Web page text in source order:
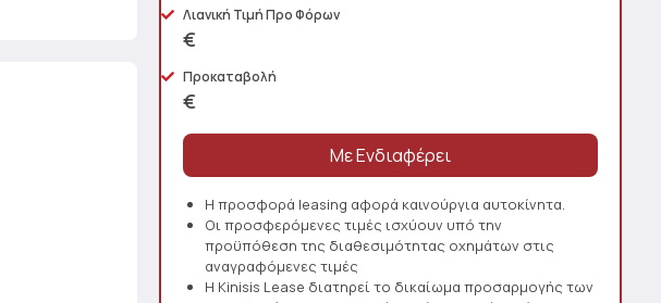
Λιανική Τιμή Προ Φόρων
€
Προκαταβολή
€
Η προσφορά leasing αφορά καινούργια αυτοκίνητα.
Οι προσφερόμενες τιμές ισχύουν υπό την
προϋπόθεση της διαθεσιμότητας οχημάτων στις
αναγραφόμενες τιμές
Η Kinisis Lease διατηρεί το δικαίωμα προσαρμογής των